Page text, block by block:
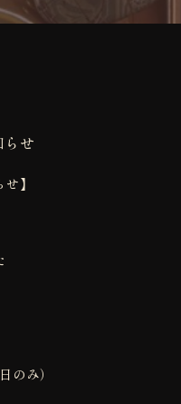
せ
】
のみ）